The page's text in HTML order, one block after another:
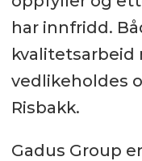
har innfridd.
kvalitetsarbeid
vedlikeholdes
Risbakk.
Gadus Group